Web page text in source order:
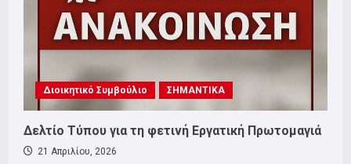
Διοικητικό Συμβούλιο ΣΗΜΑΝΤΙΚΑ
Δελτίο Τύπου για τη φετινή Εργατική Πρωτομαγιά
21 Απριλίου, 2026